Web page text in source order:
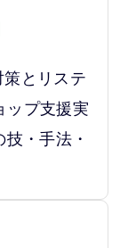
策とリステ
ップ支援実
・手法・